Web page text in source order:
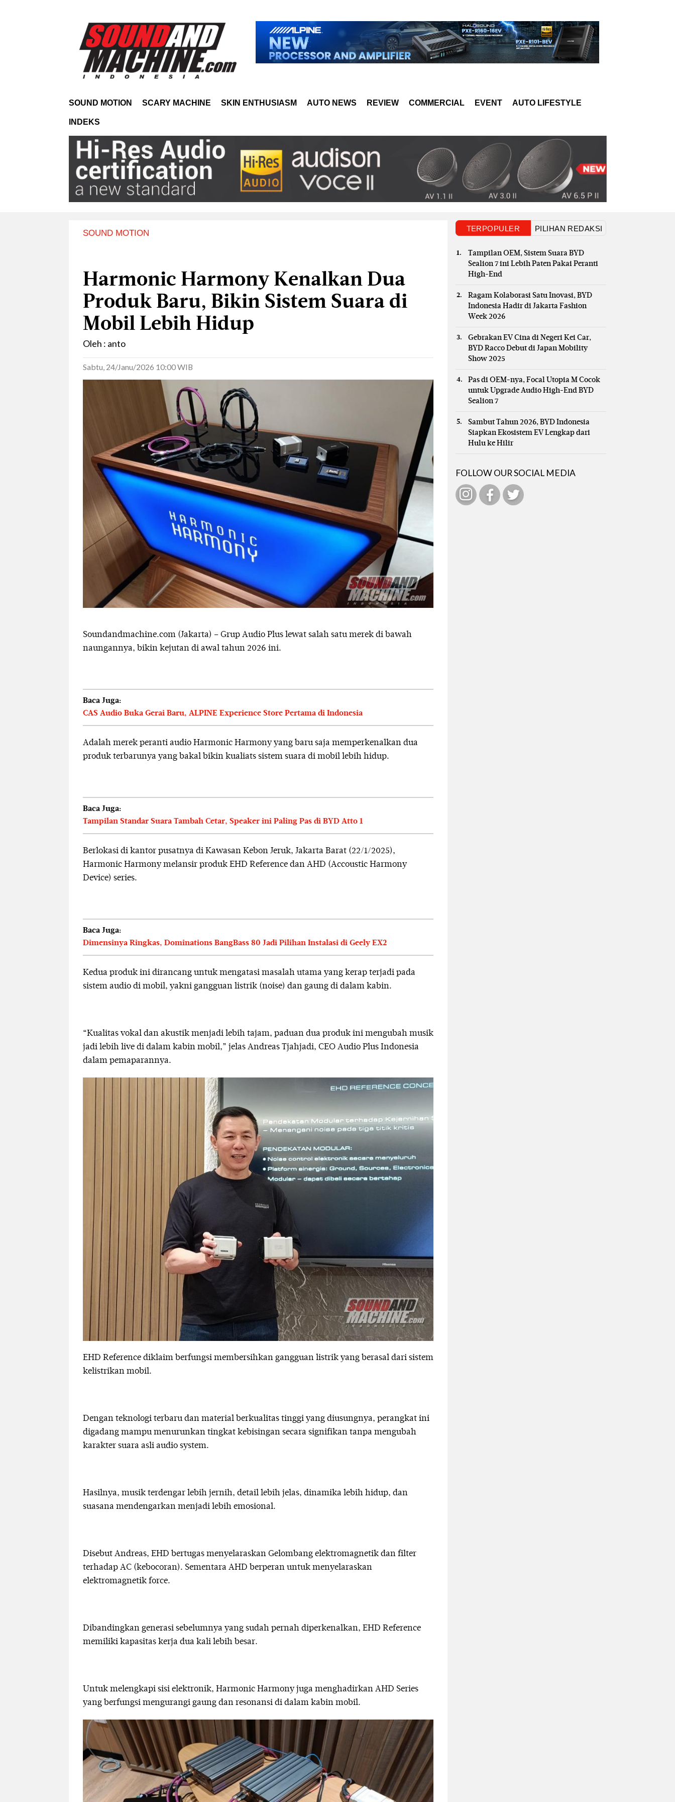
SOUND MOTION SCARY MACHINE SKIN ENTHUSIASM AUTO NEWS REVIEW COMMERCIAL EVENT AUTO LIFESTYLE
INDEKS
SOUND MOTION
Harmonic Harmony Kenalkan Dua
Produk Baru, Bikin Sistem Suara di
Mobil Lebih Hidup
Oleh : anto
Sabtu, 24/Janu/2026 10:00 WIB
Soundandmachine.com (Jakarta) – Grup Audio Plus lewat salah satu merek di bawah
naungannya, bikin kejutan di awal tahun 2026 ini.
Baca Juga:
CAS Audio Buka Gerai Baru, ALPINE Experience Store Pertama di Indonesia
Adalah merek peranti audio Harmonic Harmony yang baru saja memperkenalkan dua
produk terbarunya yang bakal bikin kualiats sistem suara di mobil lebih hidup.
Baca Juga:
Tampilan Standar Suara Tambah Cetar, Speaker ini Paling Pas di BYD Atto 1
Berlokasi di kantor pusatnya di Kawasan Kebon Jeruk, Jakarta Barat (22/1/2025),
Harmonic Harmony melansir produk EHD Reference dan AHD (Accoustic Harmony
Device) series.
Baca Juga:
Dimensinya Ringkas, Dominations BangBass 80 Jadi Pilihan Instalasi di Geely EX2
Kedua produk ini dirancang untuk mengatasi masalah utama yang kerap terjadi pada
sistem audio di mobil, yakni gangguan listrik (noise) dan gaung di dalam kabin.
“Kualitas vokal dan akustik menjadi lebih tajam, paduan dua produk ini mengubah musik
jadi lebih live di dalam kabin mobil,” jelas Andreas Tjahjadi, CEO Audio Plus Indonesia
dalam pemaparannya.
EHD Reference diklaim berfungsi membersihkan gangguan listrik yang berasal dari sistem
kelistrikan mobil.
Dengan teknologi terbaru dan material berkualitas tinggi yang diusungnya, perangkat ini
digadang mampu menurunkan tingkat kebisingan secara signifikan tanpa mengubah
karakter suara asli audio system.
Hasilnya, musik terdengar lebih jernih, detail lebih jelas, dinamika lebih hidup, dan
suasana mendengarkan menjadi lebih emosional.
Disebut Andreas, EHD bertugas menyelaraskan Gelombang elektromagnetik dan filter
terhadap AC (kebocoran). Sementara AHD berperan untuk menyelaraskan
elektromagnetik force.
Dibandingkan generasi sebelumnya yang sudah pernah diperkenalkan, EHD Reference
memiliki kapasitas kerja dua kali lebih besar.
Untuk melengkapi sisi elektronik, Harmonic Harmony juga menghadirkan AHD Series
yang berfungsi mengurangi gaung dan resonansi di dalam kabin mobil.
TERPOPULER PILIHAN REDAKSI
Tampilan OEM, Sistem Suara BYD
Sealion 7 ini Lebih Paten Pakai Peranti
High-End
Ragam Kolaborasi Satu Inovasi, BYD
Indonesia Hadir di Jakarta Fashion
Week 2026
Gebrakan EV Cina di Negeri Kei Car,
BYD Racco Debut di Japan Mobility
Show 2025
Pas di OEM-nya, Focal Utopia M Cocok
untuk Upgrade Audio High-End BYD
Sealion 7
Sambut Tahun 2026, BYD Indonesia
Siapkan Ekosistem EV Lengkap dari
Hulu ke Hilir
FOLLOW OUR SOCIAL MEDIA